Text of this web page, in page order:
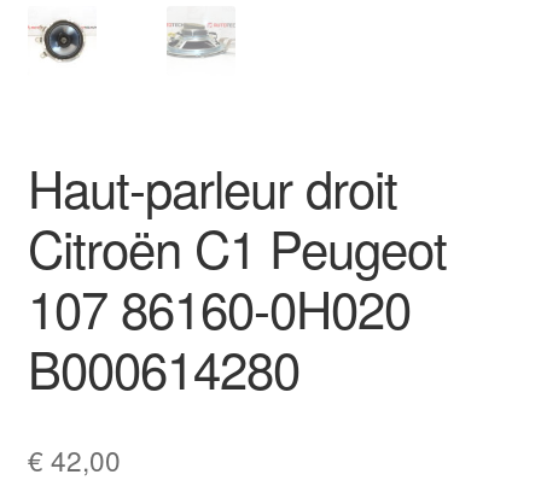
Procédure de Réclamation
Haut-parleur droit
Citroën C1 Peugeot
107 86160-0H020
B000614280
€ 42,00